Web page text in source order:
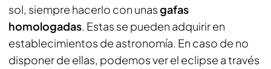
sol, siempre hacerlo con unasgafas
homologadas. Estas se pueden adquirir en
establecimientos de astronomía. En caso de no
disponer de ellas, podemos ver el eclipse a través